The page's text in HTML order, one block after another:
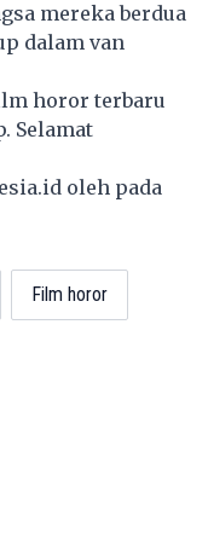
mereka berdua
dalam van
horor terbaru
Selamat
oleh pada
Film horor